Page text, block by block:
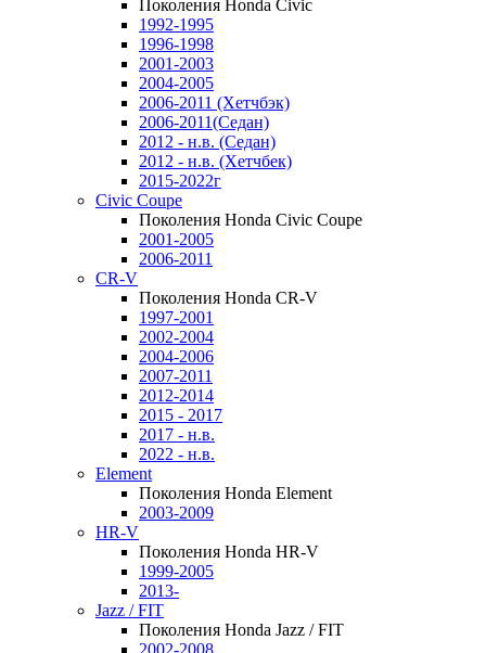
Поколения Honda Civic
1992-1995
1996-1998
2001-2003
2004-2005
2006-2011 (Хетчбэк)
2006-2011(Седан)
2012 - н.в. (Седан)
2012 - н.в. (Хетчбек)
2015-2022г
Civic Coupe
Поколения Honda Civic Coupe
2001-2005
2006-2011
CR-V
Поколения Honda CR-V
1997-2001
2002-2004
2004-2006
2007-2011
2012-2014
2015 - 2017
2017 - н.в.
2022 - н.в.
Element
Поколения Honda Element
2003-2009
HR-V
Поколения Honda HR-V
1999-2005
2013-
Jazz / FIT
Поколения Honda Jazz / FIT
2002-2008